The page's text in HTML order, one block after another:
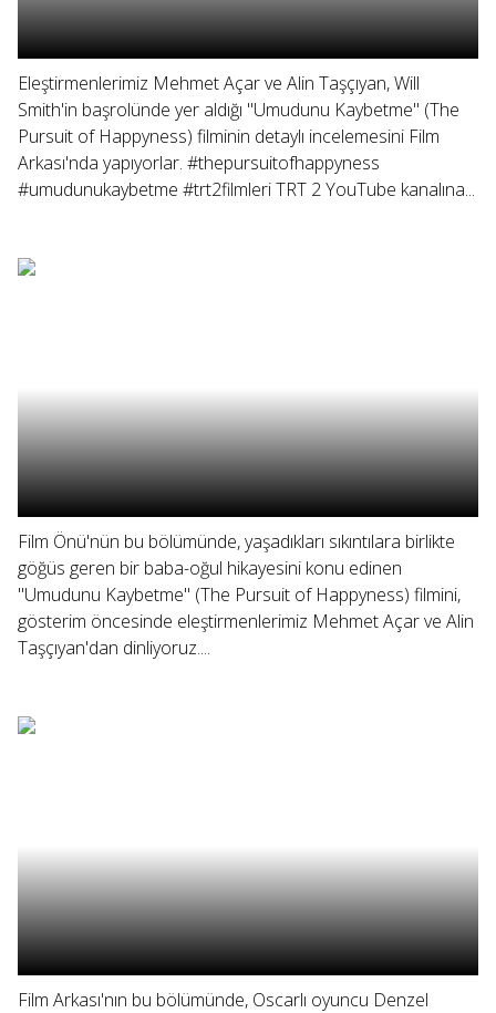
Eleştirmenlerimiz Mehmet Açar ve Alin Taşçıyan, Will
Smith'in başrolünde yer aldığı "Umudunu Kaybetme" (The
Pursuit of Happyness) filminin detaylı incelemesini Film
Arkası'nda yapıyorlar. #thepursuitofhappyness
#umudunukaybetme #trt2filmleri TRT 2 YouTube kanalına...
Film Önü'nün bu bölümünde, yaşadıkları sıkıntılara birlikte
göğüs geren bir baba-oğul hikayesini konu edinen
"Umudunu Kaybetme" (The Pursuit of Happyness) filmini,
gösterim öncesinde eleştirmenlerimiz Mehmet Açar ve Alin
Taşçıyan'dan dinliyoruz....
Film Arkası'nın bu bölümünde, Oscarlı oyuncu Denzel